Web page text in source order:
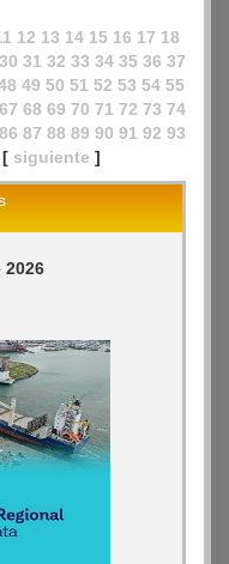
12 13 14 15 16 17 18
30 31 32 33 34 35 36 37
49 50 51 52 53 54 55
67 68 69 70 71 72 73 74
86 87 88 89 90 91 92 93
[ siguiente ]
2026